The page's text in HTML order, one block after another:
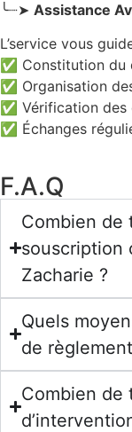
╰┈➤ Assistance
L’service vous
✅ Constitution du
✅ Organisation
✅ Vérification des
✅ Échanges
F.A.Q
Combien de
souscription
Zacharie ?
Quels
de
Combien de